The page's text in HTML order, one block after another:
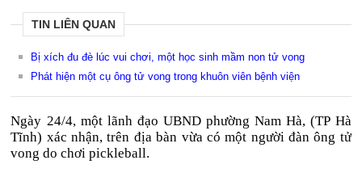
TIN LIÊN QUAN
Bị xích đu đè lúc vui chơi, một học sinh mầm non tử vong
Phát hiện một cụ ông tử vong trong khuôn viên bệnh viện
Ngày 24/4, một lãnh đạo UBND phường Nam Hà, (TP Hà
Tĩnh) xác nhận, trên địa bàn vừa có một người đàn ông tử
vong do chơi pickleball.